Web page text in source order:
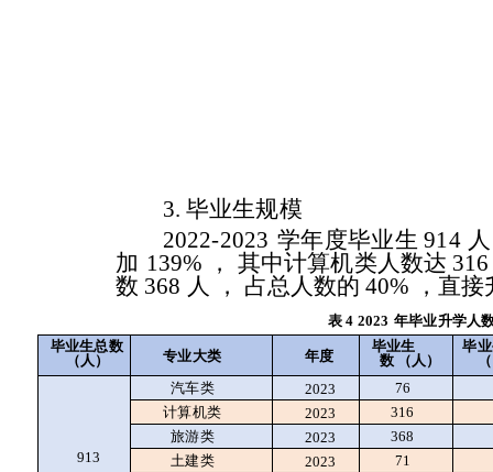
3. 毕业生规模
2022-2023 学年度毕业生914 人
加 139% ， 其中计算机类人数达 316
数 368 人 ， 占总人数的40% ，直
表 4 2023 年毕业升学人
毕业生总数
（人）
专业大类 年度
毕业生
数
（人）
毕
（
913
汽车类 2023
76
计算机类
2023
316
旅游类
2023 368
土建类
2023
71